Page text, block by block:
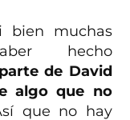
bien muchas
hecho
de David
algo que no
que no hay